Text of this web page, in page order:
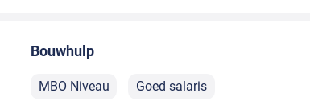
Bouwhulp
MBO Niveau Goed salaris